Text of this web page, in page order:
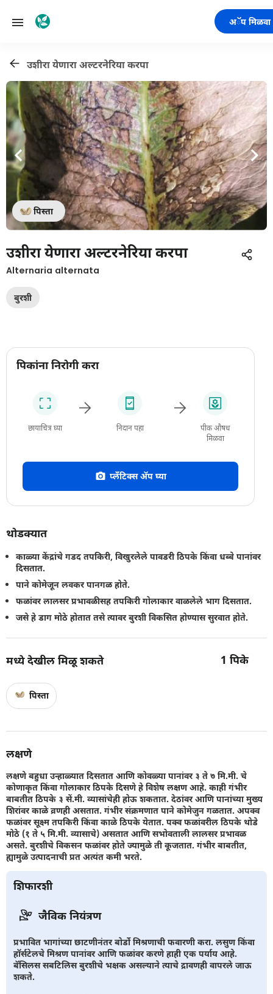
अॅप मिळवा
उशीरा येणारा अल्टरनेरिया करपा
पिस्ता
उशीरा येणारा अल्टरनेरिया करपा
Alternaria alternata
बुरशी
पिकांना निरोगी करा
छायाचित्र घ्या निदान पहा
पीक औषध
मिळवा
प्लँटिक्स अ‍ॅप घ्या
थोडक्यात
काळ्या केंद्रांचे गडद तपकिरी, विखुरलेले पावडरी ठिपके किंवा धब्बे पानांवर
दिसतात.
पाने कोमेजून लवकर पानगळ होते.
फळांवर लालसर प्रभावळीसह तपकिरी गोलाकार वाळलेले भाग दिसतात.
जसे हे डाग मोठे होतात तसे त्यावर बुरशी विकसित होण्यास सुरवात होते.
मध्ये देखील मिळू शकते 1 पिके
पिस्ता
लक्षणे
लक्षणे बहुधा उन्हाळ्यात दिसतात आणि कोवळ्या पानांवर ३ ते ७ मि.मी. चे
कोणाकृत किंवा गोलाकार ठिपके दिसणे हे विशेष लक्षण आहे. काही गंभीर
बाबतीत ठिपके ३ सें.मी. व्यासांचेही होऊ शकतात. देठांवर आणि पानांच्या मुख्य
शिरांवर काळे व्रणही असतात. गंभीर संक्रमणात पाने कोमेजुन गळतात. अपक्व
फळांवर सूक्ष्म तपकिरी किंवा काळे ठिपके येतात. पक्व फळांवरील ठिपके थोडे
मोठे (१ ते ५ मि.मी. व्यासाचे) असतात आणि सभोवताली लालसर प्रभावळ
असते. बुरशीचे विकसन फळांवर होते ज्यामुळे ती कूजतात. गंभीर बाबतीत,
ह्यामुळे उत्पादनाची प्रत अत्यंत कमी भरते.
शिफारशी
जैविक नियंत्रण
प्रभावित भागांच्या छाटणीनंतर बोर्डो मिश्रणाची फवारणी करा. लसुण किंवा
हॉर्सटेलचे मिश्रण पानांवर आणि फळांवर करणे हाही एक पर्याय आहे.
बॅसिलस सबटिलिस बुरशीचे भक्षक असल्याने त्याचे द्रावणही वापरले जाऊ
शकते.